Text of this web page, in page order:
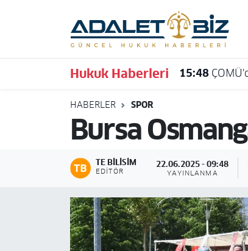
Hukuk Haberleri 15:48
HABERLER SPOR
Bursa
TE BILISIM
EDITÖR
22.06.2025 - 09:48
YAYINLANMA
Hava Durumu
Trafik Durumu
Süper Lig Puan Durumu ve Fikstür
Tüm Manşetler
Son Dakika Haberleri
Haber Arşivi